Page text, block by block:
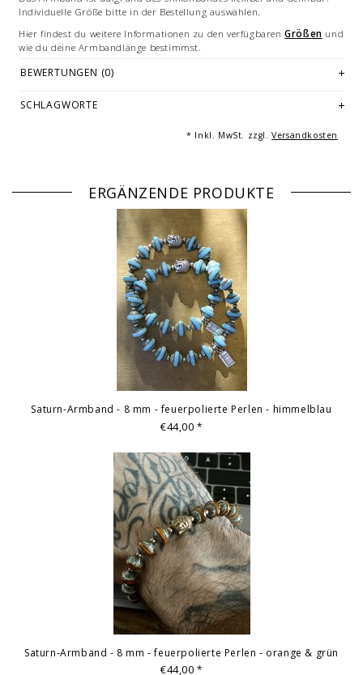
Individuelle Größe bitte in der Bestellung auswählen.
Hier findest du weitere Informationen zu den verfügbarenGrößen und
wie du deine Armbandlänge bestimmst.
Jedes Armband ist ein handgemachtes Unikat - hergestellt in
Bilddarstellung: beispielhafte Aufnahme eines Armbandes von 21 cm
Einzelelmente des Armbandes. Mehrfachabbildungen dienen der
© Fotografie: Andreas Saxton, Essen
BEWERTUNGEN (0)
SCHLAGWORTE
* Inkl. MwSt. zzgl.Versandkosten
ERGÄNZENDE PRODUKTE
Saturn-Armband - 8 mm - feuerpolierte Perlen - himmelblau
€44,00*
Saturn-Armband - 8 mm - feuerpolierte Perlen - orange & grün
€44,00*